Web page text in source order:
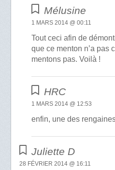
Mélusine
1 MARS 2014 @ 00:11
Tout ceci afin de
que ce menton n’a pas
mentons pas. Voilà !
HRC
1 MARS 2014 @ 12:53
enfin, une des
Juliette D
28 FÉVRIER 2014 @ 16:11